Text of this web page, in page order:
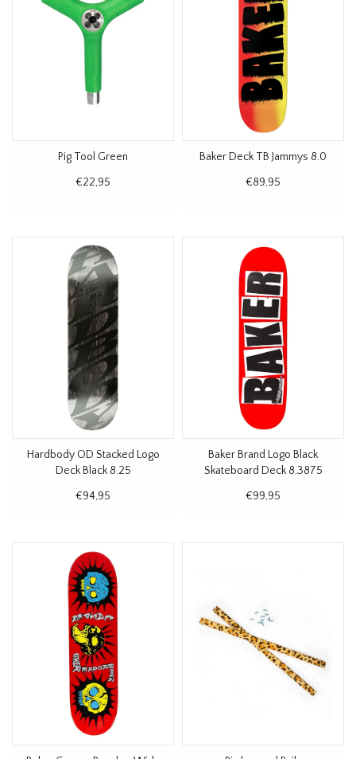
Pig Tool Green
€22,95
Baker Deck TB Jammys 8.0
€89,95
Hardbody OD Stacked Logo
Deck Black 8.25
€94,95
Baker Brand Logo Black
Skateboard Deck 8.3875
€99,95